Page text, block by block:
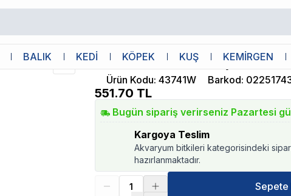
BALIK KEDİ KÖPEK KUŞ KEMİRGEN
Catit
Catit 2.0 Multi Feeder Çoklu
Ürün Kodu:43741W Barkod:
551.70 TL
Bugün sipariş verirseniz Pazartesi
Kargoya Teslim
Akvaryum bitkileri kategorisindeki
hazırlanmaktadır.
Sepete